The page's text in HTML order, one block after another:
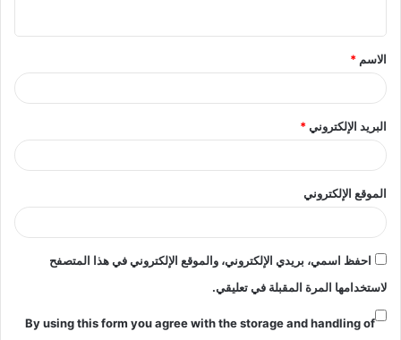
ق
*
الاسم *
البريد الإلكتروني*
الموقع الإلكتروني
احفظ اسمي، بريدي الإلكتروني، والموقع الإلكتروني في هذا المتصفح
لاستخدامها المرة المقبلة في تعليقي.
By using this form you agree with the storage and handling of